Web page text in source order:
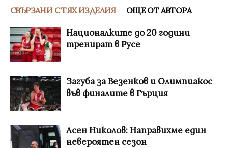
СВЪРЗАНИ С ТЯХ ИЗДЕЛИЯ ОЩЕ ОТ АВТОРА
Националките до 20 години
тренират в Русе
Загуба за Везенков и Олимпиакос
във финалите в Гърция
Асен Николов: Направихме един
невероятен сезон